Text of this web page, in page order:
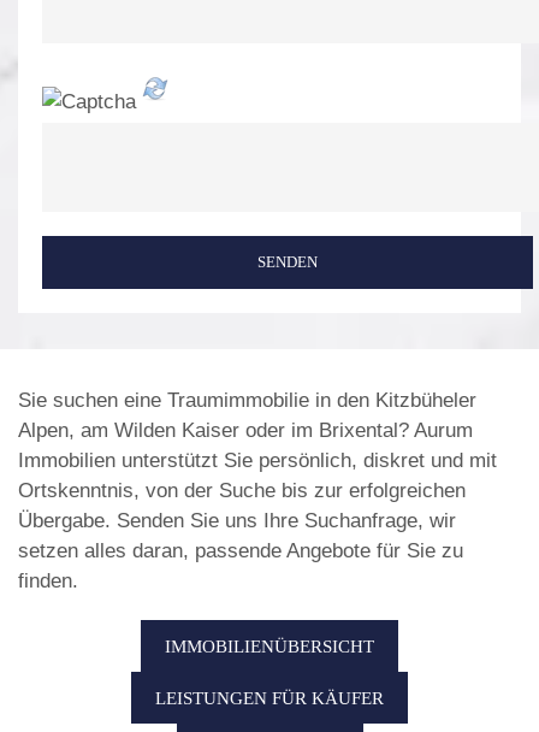
SENDEN
Sie suchen eine Traumimmobilie in den Kitzbüheler
Alpen, am Wilden Kaiser oder im Brixental? Aurum
Immobilien unterstützt Sie persönlich, diskret und mit
Ortskenntnis, von der Suche bis zur erfolgreichen
Übergabe. Senden Sie uns Ihre Suchanfrage, wir
setzen alles daran, passende Angebote für Sie zu
finden.
IMMOBILIENÜBERSICHT
LEISTUNGEN FÜR KÄUFER